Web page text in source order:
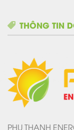
THÔNG TIN
PHU THANH